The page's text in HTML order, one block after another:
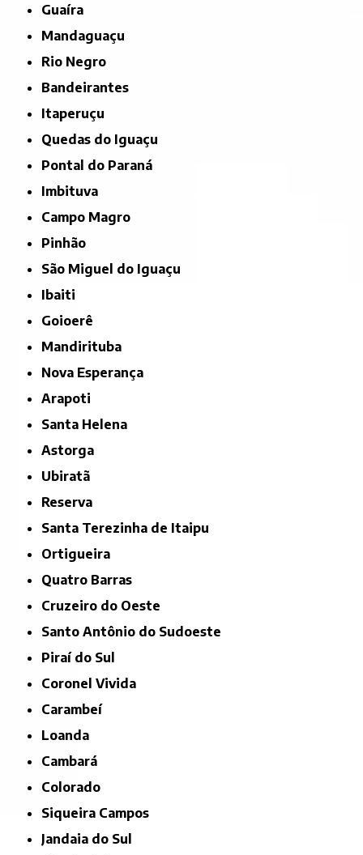
Guaíra
Mandaguaçu
Rio Negro
Bandeirantes
Itaperuçu
Quedas do Iguaçu
Pontal do Paraná
Imbituva
Campo Magro
Pinhão
São Miguel do Iguaçu
Ibaiti
Goioerê
Mandirituba
Nova Esperança
Arapoti
Santa Helena
Astorga
Ubiratã
Reserva
Santa Terezinha de Itaipu
Ortigueira
Quatro Barras
Cruzeiro do Oeste
Santo Antônio do Sudoeste
Piraí do Sul
Coronel Vivida
Carambeí
Loanda
Cambará
Colorado
Siqueira Campos
Jandaia do Sul